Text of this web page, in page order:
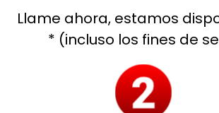
Llame ahora, estamos
* (incluso los fines de